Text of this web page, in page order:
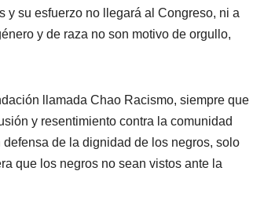
y su esfuerzo no llegará al Congreso, ni a
y de raza no son motivo de orgullo,
llamada Chao Racismo, siempre que
y resentimiento contra la comunidad
de la dignidad de los negros, solo
que los negros no sean vistos ante la